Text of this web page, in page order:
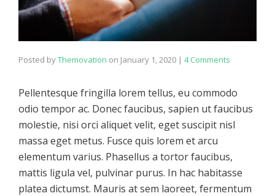
Posted byThemovation on January 1, 2020 | 4 Comments
Pellentesque fringilla lorem tellus, eu commodo
odio tempor ac. Donec faucibus, sapien ut faucibus
molestie, nisi orci aliquet velit, eget suscipit nisl
massa eget metus. Fusce quis lorem et arcu
elementum varius. Phasellus a tortor faucibus,
mattis ligula vel, pulvinar purus. In hac habitasse
platea dictumst. Mauris at sem laoreet, fermentum